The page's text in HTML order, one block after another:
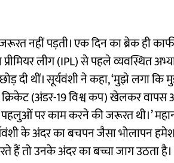
नहीं पड़ती। एक दिन का ब्रेक ही
लीग (IPL) से पहले व्यवस्थित
छोड़ दी थीं। सूर्यवंशी ने कहा, ‘मुझे लगा
(अंडर-19 विश्व कप) खेलकर वापस
पर काम करने की जरूरत थी।’
के अंदर का बचपन जैसा भोलापन
हैं तो उनके अंदर का बच्चा जाग उठता है।